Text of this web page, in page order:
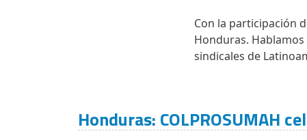
Con la participación
Honduras.
sindicales de
Honduras: COLPROSUMAH